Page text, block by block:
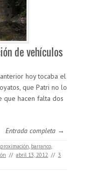
de vehículos
hoy tocaba el
que Patri no lo
que hacen falta dos
Entrada completa →
, barranco,
// abril 13, 2012 // 3